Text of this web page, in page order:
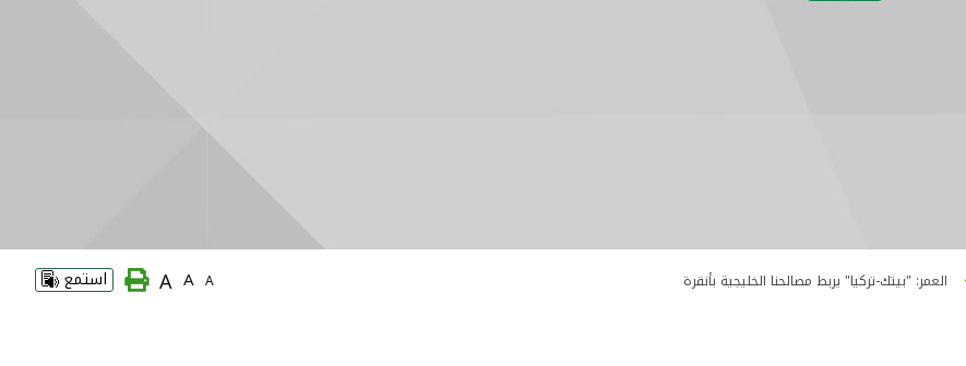
العمر: "بيتك-تركيا" يربط مصالحنا الخليجية بأنقرة A
A
A استمع